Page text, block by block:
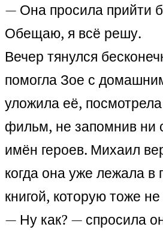
— Она просила прийти
Обещаю, я всё решу.
Вечер тянулся
помогла Зое с
уложила её,
фильм, не запомнив ни
имён героев. Михаил
когда она уже лежала в
книгой, которую тоже
— Ну как? — спросила